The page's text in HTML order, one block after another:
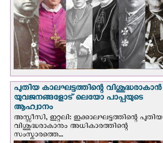
പുതിയ കാലഘട്ടത്തിന്റെ വിശുദ്ധരാകാന്‍
യുവജനങ്ങളോട് ലെയോ പാപ്പയുടെ
ആഹ്വാനം
അസ്സീസി, ഇറ്റലി: ഇക്കാലഘട്ടത്തിന്റെ പുതിയ
വിശുദ്ധരാകാനും അധികാരത്തിന്റെ
സംസ്കാരത്തെ...